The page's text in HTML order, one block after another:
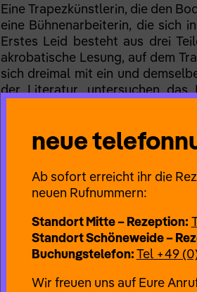
Eine Trapezkünstlerin, die den
eine Bühnenarbeiterin, die sich
Erstes Leid besteht aus drei
akrobatische Lesung, auf dem
sich dreimal mit ein und
der Literatur, untersuchen
Dramaturgie: Lena Fritsch
Technik: Hoppe Hoppinsky
neue
Ab sofort erreicht ihr die
neuen Rufnummern:
Standort Mitte – Rezeption:
Standort Schöneweide –
Buchungstelefon:Tel +49
Wir freuen uns auf Eure